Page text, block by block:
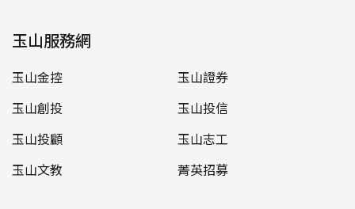
玉山服務網
玉山金控
玉山證券
玉山創投
玉山投信
玉山投顧
玉山志工
玉山文教
菁英招募